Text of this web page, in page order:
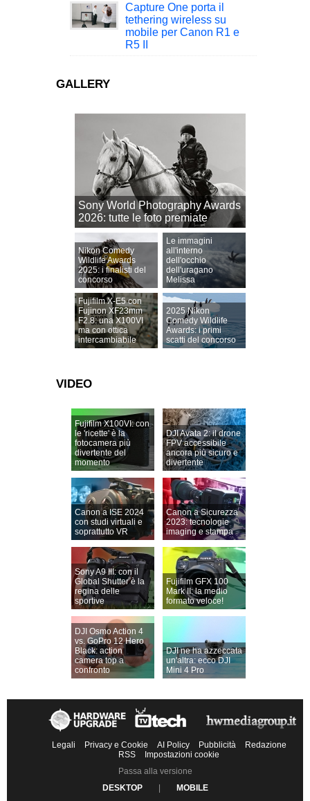
Capture One porta il
tethering wireless su
mobile per Canon R1 e
R5 II
GALLERY
Sony World Photography Awards
2026: tutte le foto premiate
Nikon Comedy
Wildlife Awards
2025: i finalisti del
concorso
Le immagini
all'interno
dell'occhio
dell'uragano
Melissa
Fujifilm X-E5 con
Fujinon XF23mm
F2.8: una X100VI
ma con ottica
intercambiabile
2025 Nikon
Comedy Wildlife
Awards: i primi
scatti del concorso
VIDEO
Fujifilm X100VI: con
le 'ricette' è la
fotocamera più
divertente del
momento
DJI Avata 2: il drone
FPV accessibile
ancora più sicuro e
divertente
Canon a ISE 2024
con studi virtuali e
soprattutto VR
Canon a Sicurezza
2023: tecnologie
imaging e stampa
Sony A9 III: con il
Global Shutter è la
regina delle
sportive
Fujifilm GFX 100
Mark II: la medio
formato veloce!
DJI Osmo Action 4
vs. GoPro 12 Hero
Black: action
camera top a
confronto
DJI ne ha azzeccata
un'altra: ecco DJI
Mini 4 Pro
Legali Privacy e Cookie AI Policy Pubblicità
Redazione
RSS
Impostazioni cookie
Passa alla versione
DESKTOP
| MOBILE